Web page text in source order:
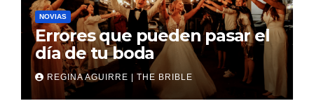
NOVIAS
Errores que pueden pasar el
día de tu boda
REGINA AGUIRRE | THE BRIBLE